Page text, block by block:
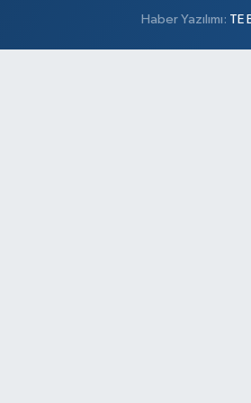
Haber Yazılımı: TE